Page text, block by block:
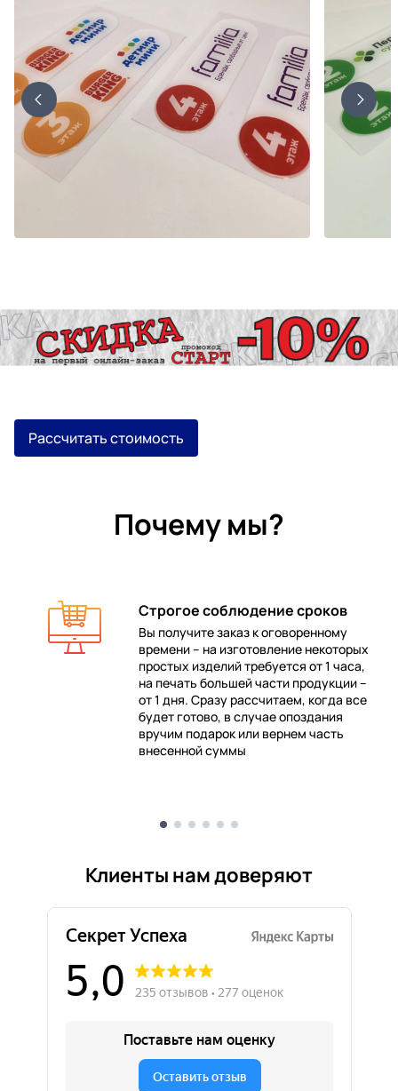
Рассчитать стоимость
Почему мы?
Строгое соблюдение сроков
Вы получите заказ к оговоренному
времени – на изготовление некоторых
простых изделий требуется от 1 часа,
на печать большей части продукции –
от 1 дня. Сразу рассчитаем, когда все
будет готово, в случае опоздания
вручим подарок или вернем часть
внесенной суммы
Клиенты нам доверяют